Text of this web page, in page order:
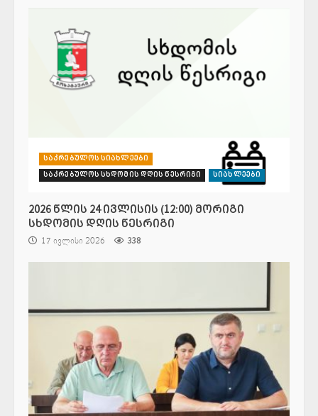
საკრებულოს სიახლეები
საკრებულოს სხდომის დღის წესრიგი სიახლეები
2026 წლის 24 ივლისის (12:00) მორიგი
სხდომის დღის წესრიგი
17 ივლისი 2026 338